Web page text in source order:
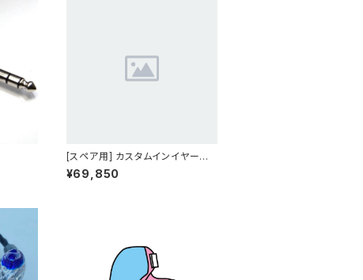
[スペア用] カスタムインイヤーモ
ニター ASM-03
¥69,850